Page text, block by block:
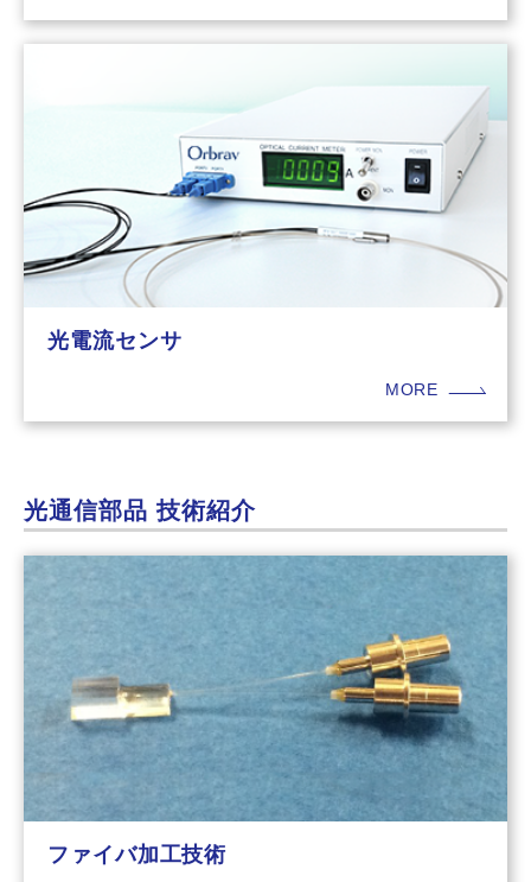
光電流センサ
MORE
光通信部品 技術紹介
ファイバ加工技術